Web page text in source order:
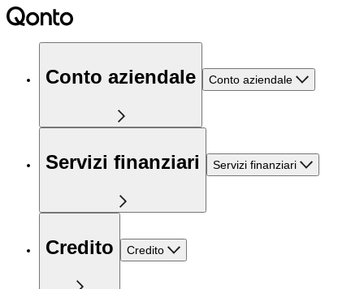
Conto aziendale Conto aziendale
Servizi finanziari Servizi finanziari
Credito Credito